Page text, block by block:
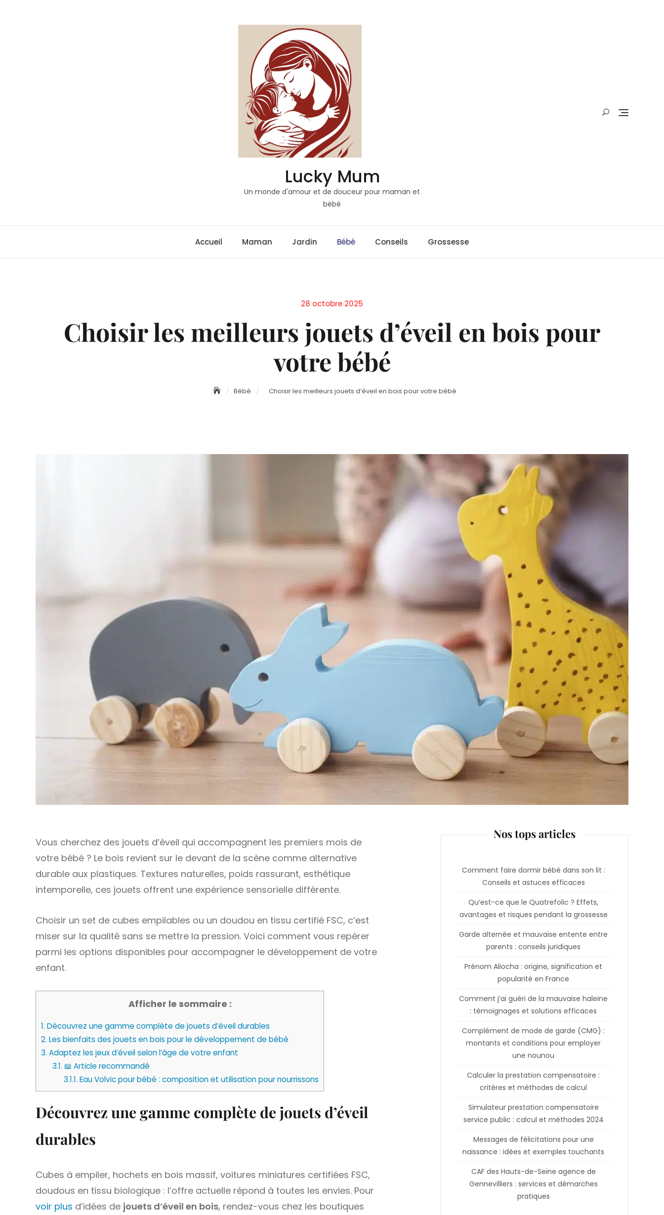
Lucky Mum
Un monde d'amour et de douceur pour maman et
bébé
Accueil Maman Jardin Bébé Conseils Grossesse
Posted
28 octobre 2025
Choisir les meilleurs jouets d’éveil en bois pour
votre bébé
Bébé Choisir les meilleurs jouets d’éveil en bois pour votre bébé
Vous cherchez des jouets d’éveil qui accompagnent les premiers mois de
votre bébé ? Le bois revient sur le devant de la scène comme alternative
durable aux plastiques. Textures naturelles, poids rassurant, esthétique
intemporelle, ces jouets offrent une expérience sensorielle différente.
Choisir un set de cubes empilables ou un doudou en tissu certifié FSC, c’est
miser sur la qualité sans se mettre la pression. Voici comment vous repérer
parmi les options disponibles pour accompagner le développement de votre
enfant.
Afficher le sommaire :
1. Découvrez une gamme complète de jouets d’éveil durables
2. Les bienfaits des jouets en bois pour le développement de bébé
3. Adaptez les jeux d’éveil selon l’âge de votre enfant
3.1. 📖 Article recommandé
3.1.1. Eau Volvic pour bébé : composition et utilisation pour nourrissons
Découvrez une gamme complète de jouets d’éveil
durables
Cubes à empiler, hochets en bois massif, voitures miniatures certifiées FSC,
doudous en tissu biologique : l’offre actuelle répond à toutes les envies. Pour
voir plus d’idées de jouets d’éveil en bois, rendez-vous chez les boutiques
Nos tops articles
Comment faire dormir bébé dans son lit :
Conseils et astuces efficaces
Qu’est-ce que le Quatrefolic ? Effets,
avantages et risques pendant la grossesse
Garde alternée et mauvaise entente entre
parents : conseils juridiques
Prénom Aliocha : origine, signification et
popularité en France
Comment j’ai guéri de la mauvaise haleine
: témoignages et solutions efficaces
Complément de mode de garde (CMG) :
montants et conditions pour employer
une nounou
Calculer la prestation compensatoire :
critères et méthodes de calcul
Simulateur prestation compensatoire
service public : calcul et méthodes 2024
Messages de félicitations pour une
naissance : idées et exemples touchants
CAF des Hauts-de-Seine agence de
Gennevilliers : services et démarches
pratiques